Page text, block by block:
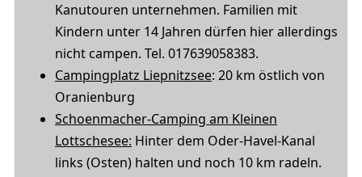
Kanutouren unternehmen. Familien mit
Kindern unter 14 Jahren dürfen hier allerdings
nicht campen. Tel. 017639058383.
Campingplatz Liepnitzsee: 20 km östlich von
Oranienburg
Schoenmacher-Camping am Kleinen
Lottschesee: Hinter dem Oder-Havel-Kanal
links (Osten) halten und noch 10 km radeln.